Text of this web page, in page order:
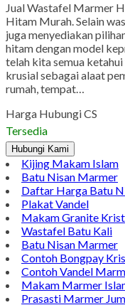
Jual Wastafel Marmer
Hitam Murah. Selain
juga menyediakan
hitam dengan model
telah kita semua
krusial sebagai alaat
rumah, tempat…
Harga Hubungi CS
Tersedia
Hubungi Kami
Kijing Makam Islam
Batu Nisan Marmer
Daftar Harga Batu
Plakat Vandel
Makam Granite
Wastafel Batu Kali
Batu Nisan Marmer
Contoh Bongpay
Contoh Vandel
Makam Marmer
Prasasti Marmer